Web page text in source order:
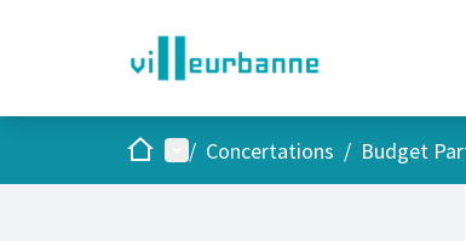
AccueilMenu principal
/ Concertations / Budget